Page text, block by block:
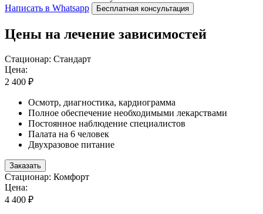
Написать в Whatsapp
Бесплатная консультация
Цены на лечение зависимостей
Стационар: Стандарт
Цена:
2 400 ₽
Осмотр, диагностика, кардиограмма
Полное обеспечение необходимыми лекарствами
Постоянное наблюдение специалистов
Палата на 6 человек
Двухразовое питание
Заказать
Стационар: Комфорт
Цена:
4 400 ₽